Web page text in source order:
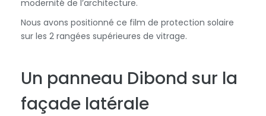
modernité de l’architecture.
Nous avons positionné ce film de protection solaire
sur les 2 rangées supérieures de vitrage.
Un panneau Dibond sur la
façade latérale